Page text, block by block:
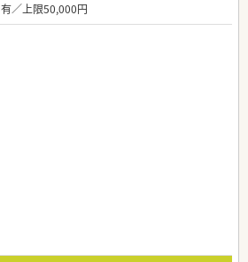
有／上限50,000円